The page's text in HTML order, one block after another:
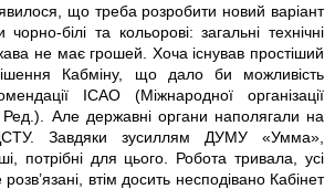
що треба розробити новий варіант
білі та кольорові: загальні технічні
не має грошей. Хоча існував простіший
Кабміну, що дало би можливість
ICAO (Міжнародної організації
Ред.). Але державні органи наполягали на
Завдяки зусиллям ДУМУ «Умма»,
потрібні для цього. Робота тривала, усі
втім досить несподівано Кабінет